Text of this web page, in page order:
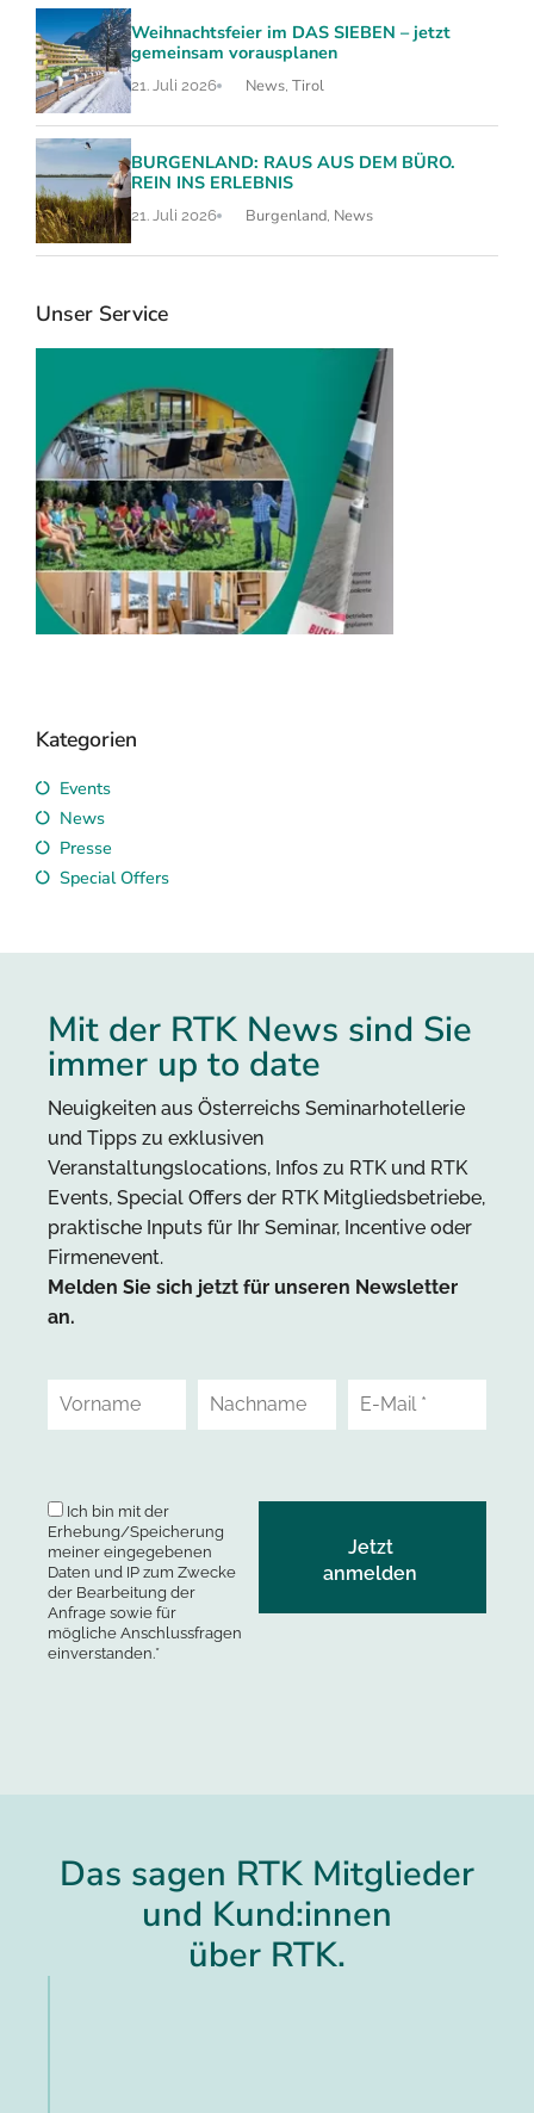
Weihnachtsfeier im DAS SIEBEN – jetzt
gemeinsam vorausplanen
21. Juli 2026 News Tirol
BURGENLAND: RAUS AUS DEM BÜRO.
REIN INS ERLEBNIS
21. Juli 2026 Burgenland News
Unser Service
RTK Katalog 2026
Kategorien
Events
News
Presse
Special Offers
Mit der RTK News sind Sie
immer up to date
Neuigkeiten aus Österreichs Seminarhotellerie
und Tipps zu exklusiven
Veranstaltungslocations, Infos zu RTK und RTK
Events, Special Offers der RTK Mitgliedsbetriebe,
praktische Inputs für Ihr Seminar, Incentive oder
Firmenevent.
Melden Sie sich jetzt für unseren Newsletter
an.
Ich bin mit der
Erhebung/Speicherung
meiner eingegebenen
Daten und IP zum Zwecke
der Bearbeitung der
Anfrage sowie für
mögliche Anschlussfragen
einverstanden.*
Das sagen RTK Mitglieder
und Kund:innen
über RTK.